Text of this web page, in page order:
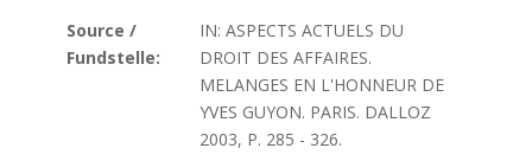
Source /
Fundstelle:
IN: ASPECTS ACTUELS DU
DROIT DES AFFAIRES.
MELANGES EN L'HONNEUR DE
YVES GUYON. PARIS. DALLOZ
2003, P. 285 - 326.